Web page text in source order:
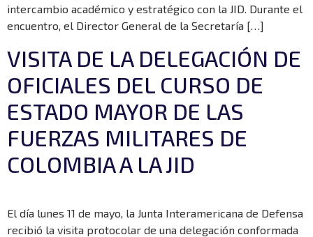
intercambio académico y estratégico con la JID. Durante el
encuentro, el Director General de la Secretaría […]
VISITA DE LA DELEGACIÓN DE
OFICIALES DEL CURSO DE
ESTADO MAYOR DE LAS
FUERZAS MILITARES DE
COLOMBIA A LA JID
El día lunes 11 de mayo, la Junta Interamericana de Defensa
recibió la visita protocolar de una delegación conformada